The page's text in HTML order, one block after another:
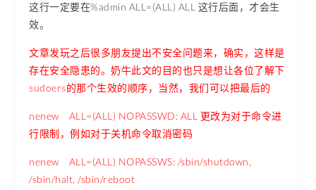
这行一定要在%admin ALL=(ALL) ALL 这行后面，才会生
效。
文章发玩之后很多朋友提出不安全问题来，确实，这样是
存在安全隐患的。奶牛此文的目的也只是想让各位了解下
sudoers的那个生效的顺序，当然，我们可以把最后的
nenew ALL=(ALL) NOPASSWD: ALL 更改为对于命令进
行限制，例如对于关机命令取消密码
nenew ALL=(ALL) NOPASSWS: /sbin/shutdown,
/sbin/halt, /sbin/reboot